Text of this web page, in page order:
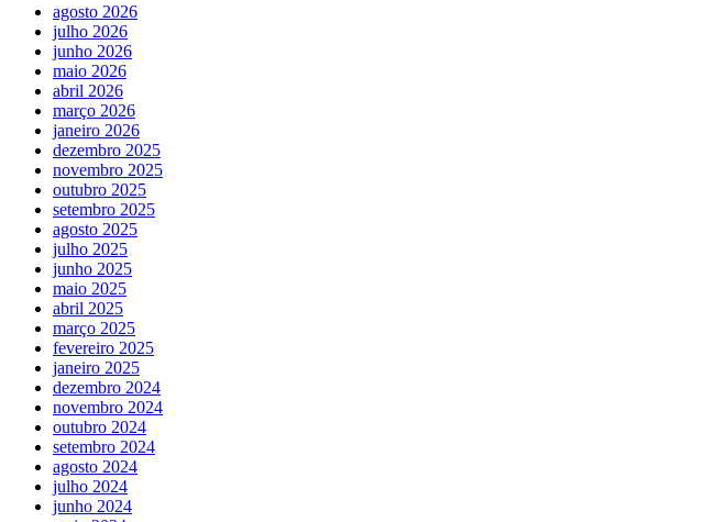
agosto 2026
julho 2026
junho 2026
maio 2026
abril 2026
março 2026
janeiro 2026
dezembro 2025
novembro 2025
outubro 2025
setembro 2025
agosto 2025
julho 2025
junho 2025
maio 2025
abril 2025
março 2025
fevereiro 2025
janeiro 2025
dezembro 2024
novembro 2024
outubro 2024
setembro 2024
agosto 2024
julho 2024
junho 2024